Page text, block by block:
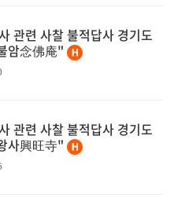
관련 사찰 불적답사 경기도
암念佛庵"
관련 사찰 불적답사 경기도
사興旺寺"